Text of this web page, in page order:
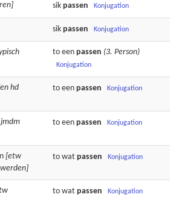
sik passen Konjugation
sik passen Konjugation
to een passen (3. Person)
Konjugation
hd
to een passen Konjugation
to een passen Konjugation
[etw
to wat passen Konjugation
to wat passen Konjugation